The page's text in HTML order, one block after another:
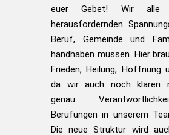
euer Gebet! Wir alle
herausfordernden
Beruf, Gemeinde und
handhaben müssen. Hier
Frieden, Heilung, Hoffnung
da wir auch noch klären
genau
Berufungen in unserem
Die neue Struktur wird